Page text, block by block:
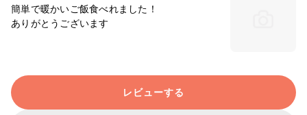
簡単で暖かいご飯食べれました！
ありがとうございます
レビューする